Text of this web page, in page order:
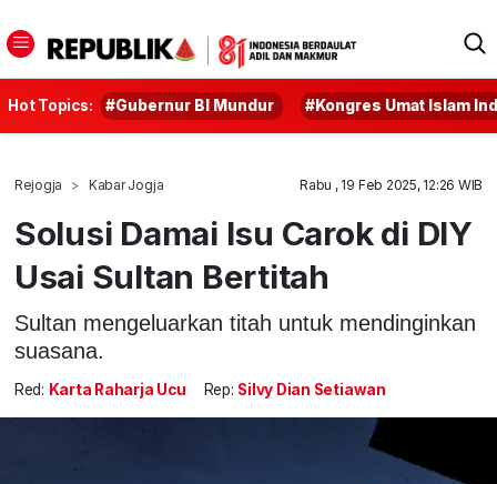
Hot Topics: #Gubernur BI Mundur #Kongres Umat Islam
Rejogja Kabar Jogja Rabu , 19 Feb 2025, 12:26 WIB
Solusi Damai Isu Carok di DIY
Usai Sultan Bertitah
Sultan mengeluarkan titah untuk mendinginkan
suasana.
Red: Karta Raharja Ucu Rep: Silvy Dian Setiawan